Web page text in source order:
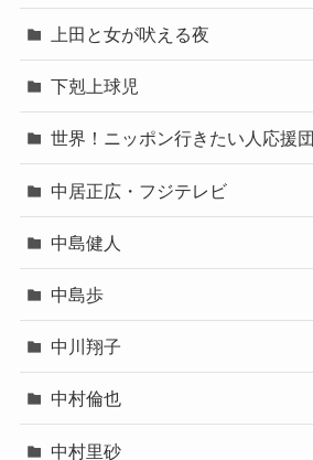
上田と女が吠える夜
下剋上球児
世界！ニッポン行きたい人応援団
中居正広・フジテレビ
中島健人
中島歩
中川翔子
中村倫也
中村里砂